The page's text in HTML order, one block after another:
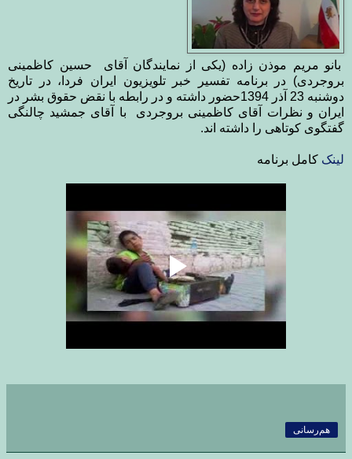
بانو مریم موذن زاده (یکی از نمایندگان آقای حسین کاظمینی
بروجردی) در برنامه تفسیر خبر تلویزیون ایران فردا، در تاریخ
دوشنبه 23 آذر 1394حضور داشته و در رابطه با نقض حقوق بشر در
ایران و نظرات آقای کاظمینی بروجردی با آقای جمشید چالنگی
گفتگوی کوتاهی را داشته اند.
لینک کامل برنامه
هم‌رسانی